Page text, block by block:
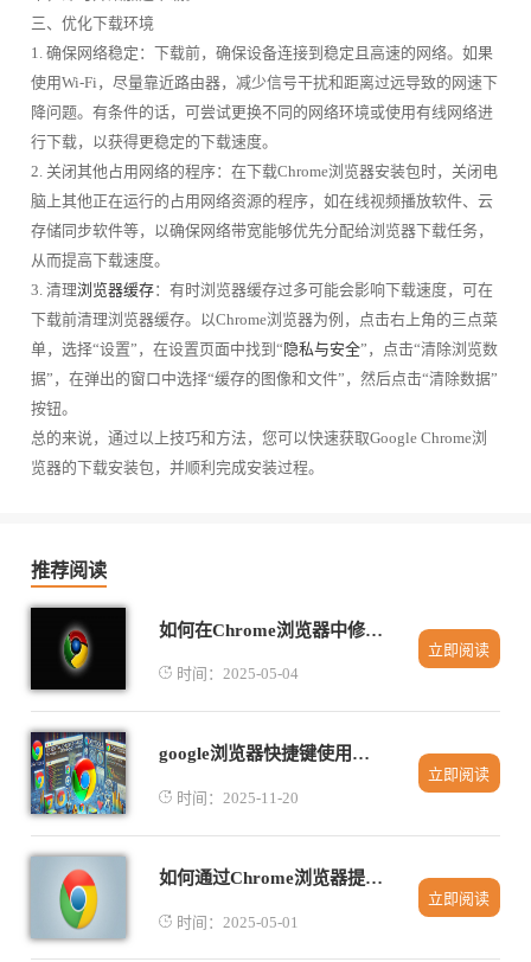
三、优化下载环境
1. 确保网络稳定：下载前，确保设备连接到稳定且高速的网络。如果
使用Wi-Fi，尽量靠近路由器，减少信号干扰和距离过远导致的网速下
降问题。有条件的话，可尝试更换不同的网络环境或使用有线网络进
行下载，以获得更稳定的下载速度。
2. 关闭其他占用网络的程序：在下载Chrome浏览器安装包时，关闭电
脑上其他正在运行的占用网络资源的程序，如在线视频播放软件、云
存储同步软件等，以确保网络带宽能够优先分配给浏览器下载任务，
从而提高下载速度。
3. 清理浏览器缓存：有时浏览器缓存过多可能会影响下载速度，可在
下载前清理浏览器缓存。以Chrome浏览器为例，点击右上角的三点菜
单，选择“设置”，在设置页面中找到“ 隐私与安全”，点击“清除浏览数
据”，在弹出的窗口中选择“缓存的图像和文件”，然后点击“清除数据”
按钮。
总的来说，通过以上技巧和方法，您可以快速获取Google Chrome浏
览器的下载安装包，并顺利完成安装过程。
推荐阅读
如何在Chrome浏览器中修复网页无法加载的错误
时间：2025-05-04
立即阅读
google浏览器快捷键使用技巧汇总
时间：2025-11-20
立即阅读
如何通过Chrome浏览器提升网页中表单的提交效率
时间：2025-05-01
立即阅读